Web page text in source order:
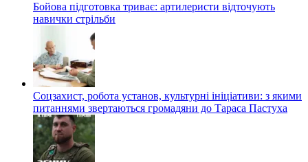
Бойова підготовка триває: артилеристи відточують
навички стрільби
Соцзахист, робота установ, культурні ініціативи: з якими
питаннями звертаються громадяни до Тараса Пастуха